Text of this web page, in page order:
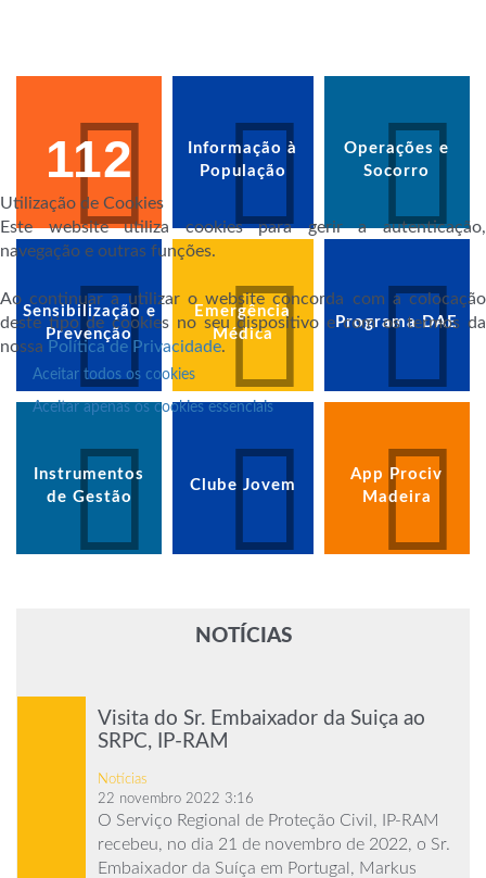
112
Informação à
População
Operações e
Socorro
Sensibilização e
Prevenção
Emergência
Médica
Programa DAE
Instrumentos
de Gestão
Clube Jovem
App Prociv
Madeira
NOTÍCIAS
Visita do Sr. Embaixador da Suiça ao
SRPC, IP-RAM
Notícias
22 novembro 2022 3:16
O Serviço Regional de Proteção Civil, IP-RAM
recebeu, no dia 21 de novembro de 2022, o Sr.
Embaixador da Suíça em Portugal, Markus
Utilização de Cookies
Este website utiliza cookies para gerir a autenticação,
navegação e outras funções.
Ao continuar a utilizar o website concorda com a colocação
deste tipo de cookies no seu dispositivo e com os termos da
nossa Política de Privacidade.
Aceitar todos os cookies
Aceitar apenas os cookies essenciais